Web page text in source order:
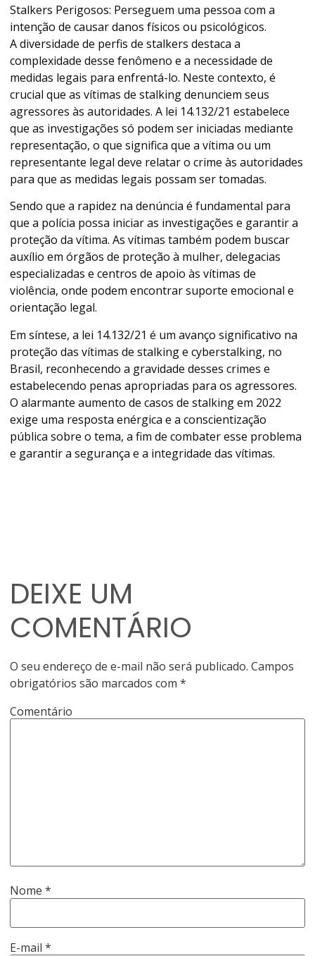
Stalkers Perigosos: Perseguem uma pessoa com a
intenção de causar danos físicos ou psicológicos.
A diversidade de perfis de stalkers destaca a
complexidade desse fenômeno e a necessidade de
medidas legais para enfrentá-lo. Neste contexto, é
crucial que as vítimas de stalking denunciem seus
agressores às autoridades. A lei 14.132/21 estabelece
que as investigações só podem ser iniciadas mediante
representação, o que significa que a vítima ou um
representante legal deve relatar o crime às autoridades
para que as medidas legais possam ser tomadas.
Sendo que a rapidez na denúncia é fundamental para
que a polícia possa iniciar as investigações e garantir a
proteção da vítima. As vítimas também podem buscar
auxílio em órgãos de proteção à mulher, delegacias
especializadas e centros de apoio às vítimas de
violência, onde podem encontrar suporte emocional e
orientação legal.
Em síntese, a lei 14.132/21 é um avanço significativo na
proteção das vítimas de stalking e cyberstalking, no
Brasil, reconhecendo a gravidade desses crimes e
estabelecendo penas apropriadas para os agressores.
O alarmante aumento de casos de stalking em 2022
exige uma resposta enérgica e a conscientização
pública sobre o tema, a fim de combater esse problema
e garantir a segurança e a integridade das vítimas.
DEIXE UM
COMENTÁRIO
O seu endereço de e-mail não será publicado. Campos
obrigatórios são marcados com*
Comentário
Nome*
E-mail*